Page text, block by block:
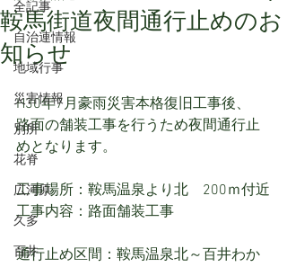
全記事
自治連情報
地域行事
災害情報
別所
花脊
広河原
久多
百井
鞍馬街道夜間通行止めのお
知らせ
H30年7月豪雨災害本格復旧工事後、
路面の舗装工事を行うため夜間通行止
めとなります。
工事場所：鞍馬温泉より北　200ｍ付近
工事内容：路面舗装工事
通行止め区間：鞍馬温泉北～百井わか